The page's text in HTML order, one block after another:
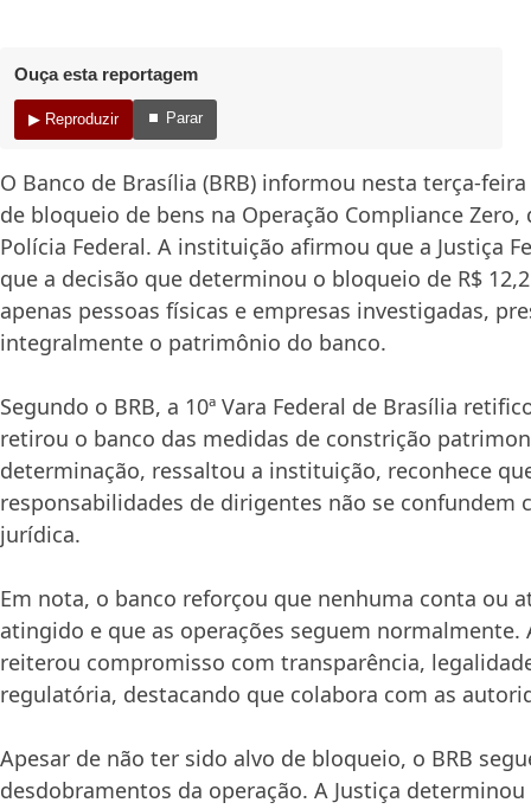
Ouça esta reportagem
▶ Reproduzir ⏹ Parar
O Banco de Brasília (BRB) informou nesta terça-
de bloqueio de bens na Operação Compliance Zero,
Polícia Federal. A instituição afirmou que a Justiça
que a decisão que determinou o bloqueio de R$
apenas pessoas físicas e empresas investigadas,
integralmente o patrimônio do banco.
Segundo o BRB, a 10ª Vara Federal de Brasília
retirou o banco das medidas de constrição
determinação, ressaltou a instituição, reconhece
responsabilidades de dirigentes não se confundem
jurídica.
Em nota, o banco reforçou que nenhuma conta ou
atingido e que as operações seguem normalmente.
reiterou compromisso com transparência,
regulatória, destacando que colabora com as
Apesar de não ter sido alvo de bloqueio, o BRB
desdobramentos da operação. A Justiça